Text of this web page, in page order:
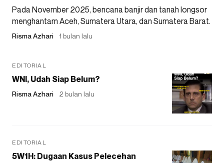
Pada November 2025, bencana banjir dan tanah longsor
menghantam Aceh, Sumatera Utara, dan Sumatera Barat.
Risma Azhari 1 bulan lalu
EDITORIAL
WNI, Udah Siap Belum?
Risma Azhari 2 bulan lalu
EDITORIAL
5W1H: Dugaan Kasus Pelecehan